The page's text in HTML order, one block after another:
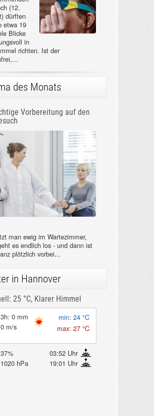
(12.
dürften
etwa 19
Blicke
in
richten. Ist der
des Monats
Vorbereitung auf den
man ewig im Wartezimmer,
es endlich los - und dann ist
plötzlich vorbei...
in Hannover
25 °C, Klarer Himmel
3h: 0 mm
0 m/s
min: 24 °C
max: 27 °C
37%
03:52 Uhr
1020 hPa
19:01 Uhr